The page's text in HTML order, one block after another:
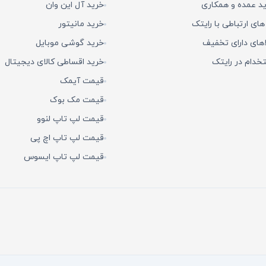
عمده و همکاری
های ارتباطی با رایتک
دارای تخفیف
در رایتک
خرید آل این وان
خرید مانیتور
خرید گوشی موبایل
خرید اقساطی کالای دیجیتال
قیمت آیمک
قیمت مک بوک
قیمت لپ تاپ لنوو
قیمت لپ تاپ اچ پی
قیمت لپ تاپ ایسوس